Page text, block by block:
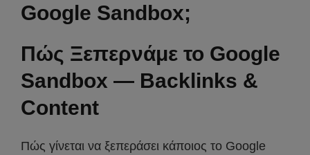
Google Sandbox;
Πώς Ξεπερνάμε το Google
Sandbox — Backlinks &
Content
Πώς γίνεται να ξεπεράσει κάποιος το Google